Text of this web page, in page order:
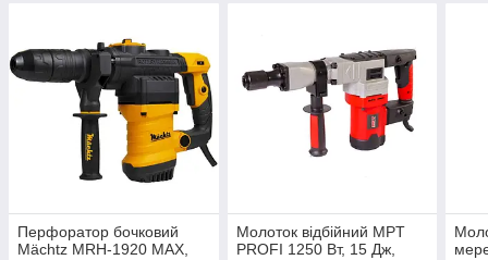
Перфоратор бочковий
Mächtz MRH‑1920 MAX,
Молоток відбійний MPT
PROFI 1250 Вт, 15 Дж,